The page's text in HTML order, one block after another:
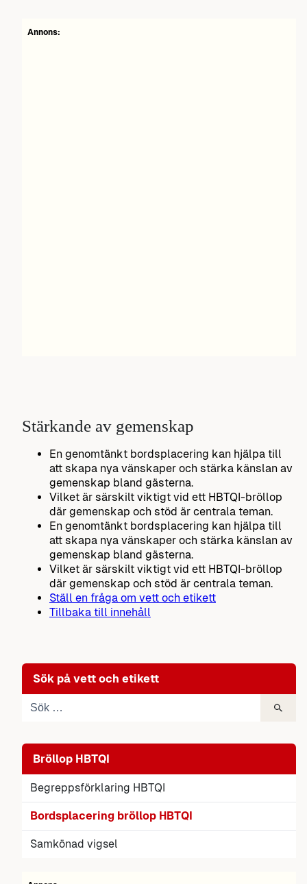
Sök på vett och etikett
Bröllop HBTQI
Begreppsförklaring HBTQI
Bordsplacering bröllop HBTQI
Samkönad vigsel
Annons:
Stärkande av gemenskap
En genomtänkt bordsplacering kan hjälpa till
att skapa nya vänskaper och stärka känslan av
gemenskap bland gästerna.
Vilket är särskilt viktigt vid ett HBTQI-bröllop
där gemenskap och stöd är centrala teman.
En genomtänkt bordsplacering kan hjälpa till
att skapa nya vänskaper och stärka känslan av
gemenskap bland gästerna.
Vilket är särskilt viktigt vid ett HBTQI-bröllop
där gemenskap och stöd är centrala teman.
Ställ en fråga om vett och etikett
Tillbaka till innehåll